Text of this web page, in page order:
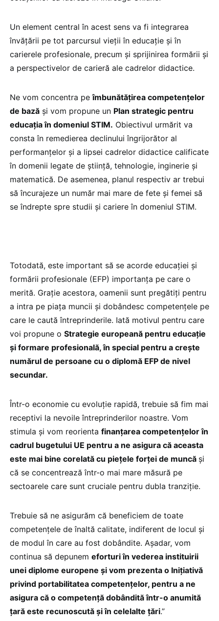
Un element central în acest sens va fi integrarea
învățării pe tot parcursul vieții în educație și în
carierele profesionale, precum și sprijinirea formării și
a perspectivelor de carieră ale cadrelor didactice.
Ne vom concentra peîmbunătățirea competențelor
de bază și vom propune un Plan strategic pentru
educația în domeniul STIM. Obiectivul urmărit va
consta în remedierea declinului îngrijorător al
performanțelor și a lipsei cadrelor didactice calificate
în domenii legate de știință, tehnologie, inginerie și
matematică. De asemenea, planul respectiv ar trebui
să încurajeze un număr mai mare de fete și femei să
se îndrepte spre studii și cariere în domeniul STIM.
Totodată, este important să se acorde educației și
formării profesionale (EFP) importanța pe care o
merită. Grație acestora, oamenii sunt pregătiți pentru
a intra pe piața muncii și dobândesc competențele pe
care le caută întreprinderile. Iată motivul pentru care
voi propune o Strategie europeană pentru educație
și formare profesională, în special pentru a crește
numărul de persoane cu o diplomă EFP de nivel
secundar.
Într-o economie cu evoluție rapidă, trebuie să fim mai
receptivi la nevoile întreprinderilor noastre. Vom
stimula și vom reorienta finanțarea competențelor în
cadrul bugetului UE pentru a ne asigura că aceasta
este mai bine corelată cu piețele forței de muncă și
că se concentrează într-o mai mare măsură pe
sectoarele care sunt cruciale pentru dubla tranziție.
Trebuie să ne asigurăm că beneficiem de toate
competențele de înaltă calitate, indiferent de locul și
de modul în care au fost dobândite. Așadar, vom
continua să depunem eforturi în vederea instituirii
unei diplome europene și vom prezenta o Inițiativă
privind portabilitatea competențelor, pentru a ne
asigura că o competență dobândită într-o anumită
țară este recunoscută și în celelalte țări.”